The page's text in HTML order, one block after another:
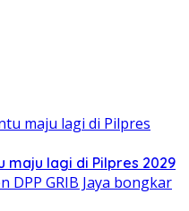
maju lagi di Pilpres 2029